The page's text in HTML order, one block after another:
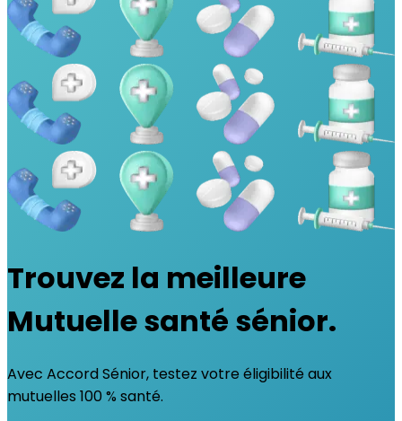
Trouvez la meilleure
Mutuelle santé sénior.
Avec Accord Sénior, testez votre éligibilité aux
mutuelles 100 % santé.